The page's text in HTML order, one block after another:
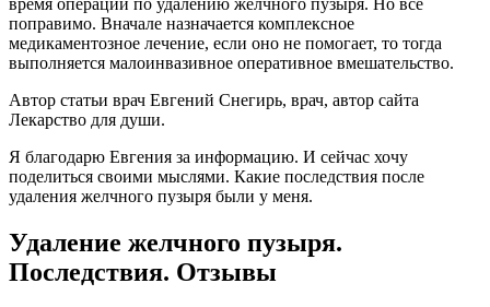
поправимо. Вначале назначается комплексное
медикаментозное лечение, если оно не помогает, то тогда
выполняется малоинвазивное оперативное вмешательство.
Автор статьи врач Евгений Снегирь, врач, автор сайта
Лекарство для души.
Я благодарю Евгения за информацию. И сейчас хочу
поделиться своими мыслями. Какие последствия после
удаления желчного пузыря были у меня.
Удаление желчного пузыря.
Последствия. Отзывы